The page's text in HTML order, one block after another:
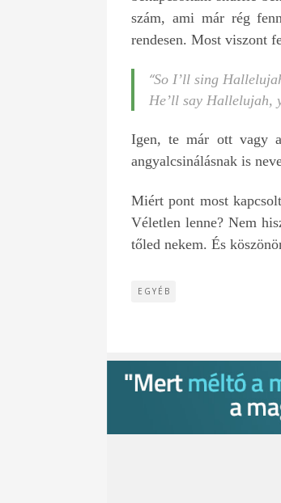
szám, ami már rég
rendesen. Most viszont
“So I’ll sing
He’ll say Hallelujah,
Igen, te már ott vagy
angyalcsinálásnak is
Miért pont most
Véletlen lenne? Nem
tőled nekem. És
EGYÉB